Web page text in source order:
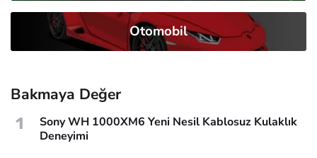
Otomobil
Bakmaya Değer
1
Sony WH 1000XM6 Yeni Nesil Kablosuz Kulaklık
Deneyimi